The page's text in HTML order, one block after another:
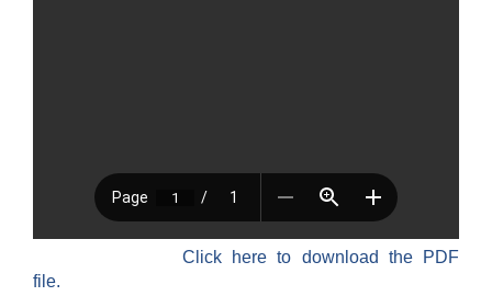
Click here to download the PDF
file.